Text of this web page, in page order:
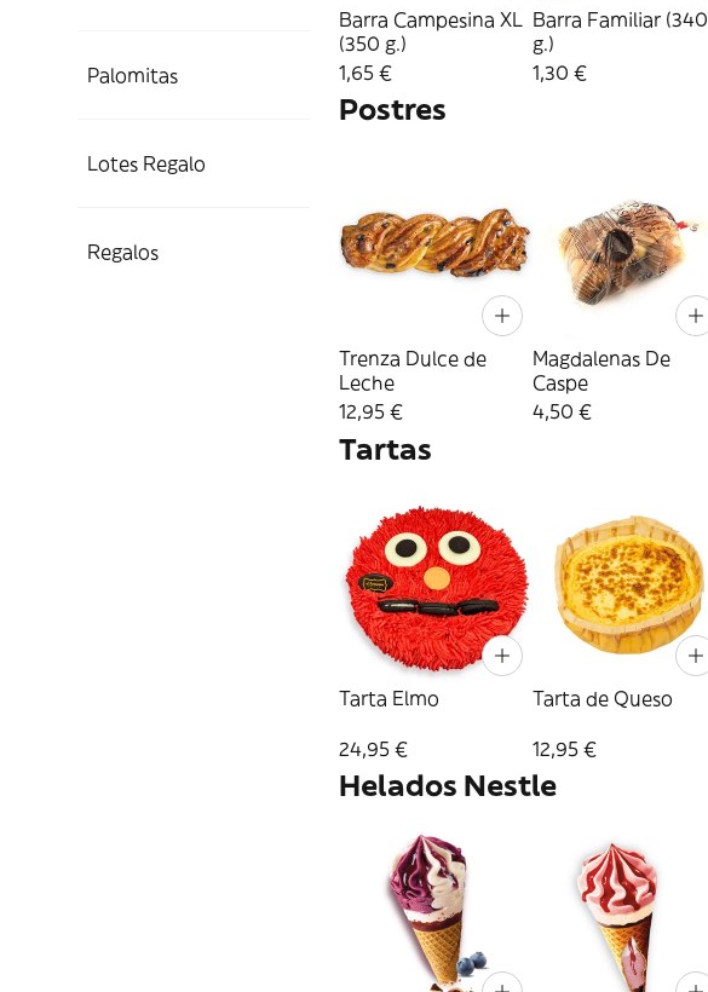
Palomitas
Lotes Regalo
Regalos
Barra Campesina XL
(350 g.)
1,65 €
Barra Familiar (340
g.)
1,30 €
Postres
Trenza Dulce de
Leche
12,95 €
Magdalenas De
Caspe
4,50 €
Tartas
Tarta Elmo
24,95 €
Tarta de Queso
12,95 €
Helados Nestle